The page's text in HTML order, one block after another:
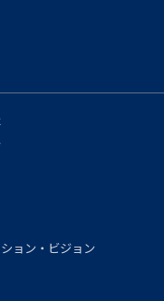
ョン・ビジョン